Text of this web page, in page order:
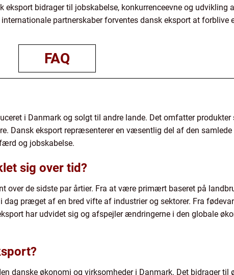
bidrager til jobskabelse, konkurrenceevne og udvikling
partnerskaber forventes dansk eksport at forblive
FAQ
i Danmark og solgt til andre lande. Det omfatter produkter
Dansk eksport repræsenterer en væsentlig del af den
og jobskabelse.
sig over tid?
over de sidste par årtier. Fra at være primært baseret på
præget af en bred vifte af industrier og sektorer. Fra
har udvidet sig og afspejler ændringerne i den globale
danske økonomi og virksomheder i Danmark. Det bidrager til